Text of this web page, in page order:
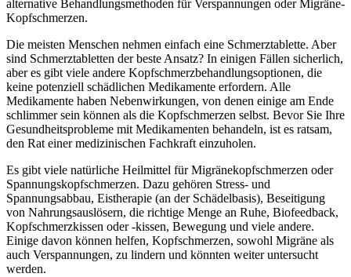
alternative Behandlungsmethoden für Verspannungen oder Migräne-
Kopfschmerzen.
Die meisten Menschen nehmen einfach eine Schmerztablette. Aber
sind Schmerztabletten der beste Ansatz? In einigen Fällen sicherlich,
aber es gibt viele andere Kopfschmerzbehandlungsoptionen, die
keine potenziell schädlichen Medikamente erfordern. Alle
Medikamente haben Nebenwirkungen, von denen einige am Ende
schlimmer sein können als die Kopfschmerzen selbst. Bevor Sie Ihre
Gesundheitsprobleme mit Medikamenten behandeln, ist es ratsam,
den Rat einer medizinischen Fachkraft einzuholen.
Es gibt viele natürliche Heilmittel für Migränekopfschmerzen oder
Spannungskopfschmerzen. Dazu gehören Stress- und
Spannungsabbau, Eistherapie (an der Schädelbasis), Beseitigung
von Nahrungsauslösern, die richtige Menge an Ruhe, Biofeedback,
Kopfschmerzkissen oder -kissen, Bewegung und viele andere.
Einige davon können helfen, Kopfschmerzen, sowohl Migräne als
auch Verspannungen, zu lindern und könnten weiter untersucht
werden.